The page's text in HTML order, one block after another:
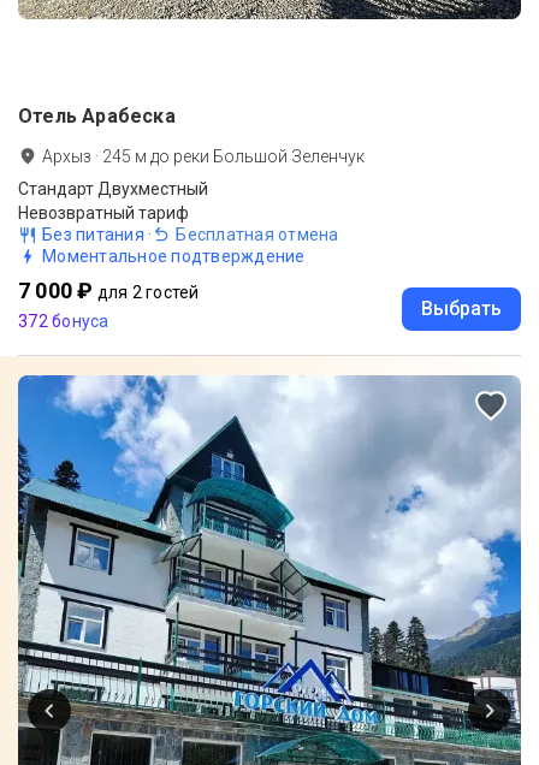
Отель Арабеска
Архыз · 245 м до реки Большой Зеленчук
Стандарт Двухместный
Невозвратный тариф
Без питания ·
Бесплатная отмена
Моментальное подтверждение
7 000 ₽ для 2 гостей
372 бонуса
Выбрать